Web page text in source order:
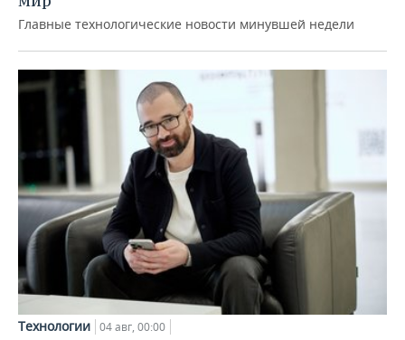
Главные технологические новости минувшей недели
Технологии 04 авг, 00:00